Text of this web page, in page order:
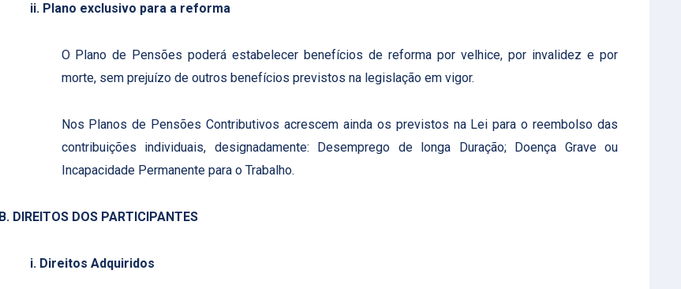
ii. Plano exclusivo para a reforma
O Plano de Pensões poderá estabelecer benefícios de reforma por velhice, por invalidez e por
morte, sem prejuízo de outros benefícios previstos na legislação em vigor.
Nos Planos de Pensões Contributivos acrescem ainda os previstos na Lei para o reembolso das
contribuições individuais, designadamente: Desemprego de longa Duração; Doença Grave ou
Incapacidade Permanente para o Trabalho.
B. DIREITOS DOS PARTICIPANTES
i. Direitos Adquiridos